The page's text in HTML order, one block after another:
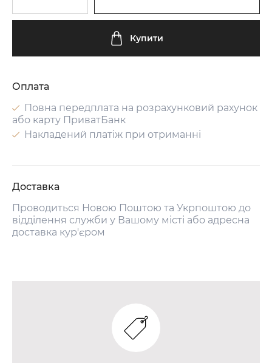
Купити
Оплата
Повна передплата на розрахунковий рахунок
або карту ПриватБанк
Накладений платіж при отриманні
Доставка
Проводиться Новою Поштою та Укрпоштою до
відділення служби у Вашому місті або адресна
доставка кур'єром